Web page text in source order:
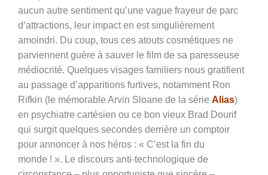
aucun autre sentiment qu’une vague frayeur de parc
d’attractions, leur impact en est singulièrement
amoindri. Du coup, tous ces atouts cosmétiques ne
parviennent guère à sauver le film de sa paresseuse
médiocrité. Quelques visages familiers nous gratifient
au passage d’apparitions furtives, notamment Ron
Rifkin (le mémorable Arvin Sloane de la série Alias)
en psychiatre cartésien ou ce bon vieux Brad Dourif
qui surgit quelques secondes derrière un comptoir
pour annoncer à nos héros : « C’est la fin du
monde ! ». Le discours anti-technologique de